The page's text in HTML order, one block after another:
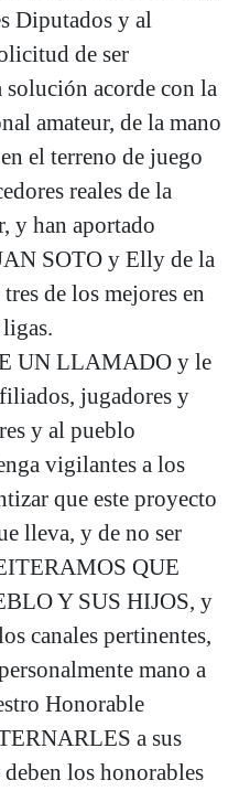
Diputados y al
de ser
solución acorde con la
amateur, de la mano
el terreno de juego
reales de la
y han aportado
SOTO y Elly de la
de los mejores en
UN LLAMADO y le
jugadores y
y al pueblo
vigilantes a los
que este proyecto
lleva, y de no ser
QUE
Y SUS HIJOS, y
canales pertinentes,
mano a
Honorable
a sus
los honorables